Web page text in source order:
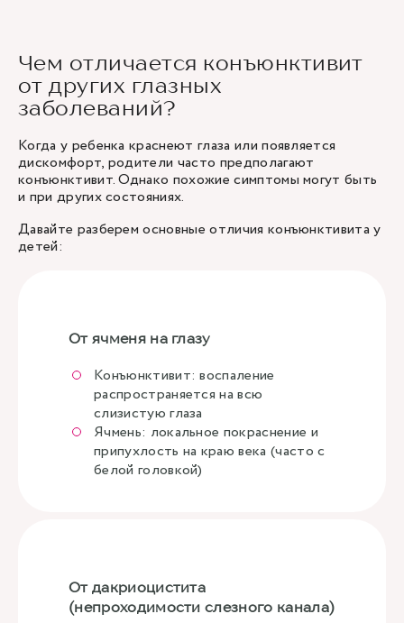
Чем отличается конъюнктивит
от других глазных
заболеваний?
Когда у ребенка краснеют глаза или появляется
дискомфорт, родители часто предполагают
конъюнктивит. Однако похожие симптомы могут быть
и при других состояниях.
Давайте разберем основные отличия конъюнктивита у
детей:
От ячменя на глазу
Конъюнктивит: воспаление
распространяется на всю
слизистую глаза
Ячмень: локальное покраснение и
припухлость на краю века (часто с
белой головкой)
От дакриоцистита
(непроходимости слезного канала)